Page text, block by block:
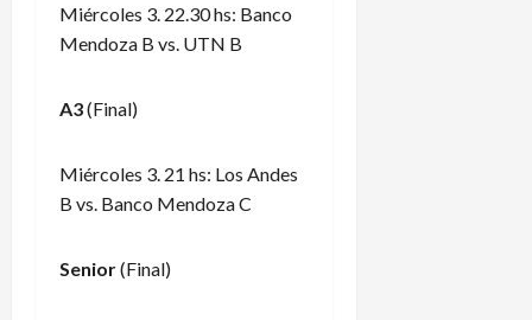
Miércoles 3. 22.30 hs: Banco
Mendoza B vs. UTN B
A3(Final)
Miércoles 3. 21 hs: Los Andes
B vs. Banco Mendoza C
Senior(Final)